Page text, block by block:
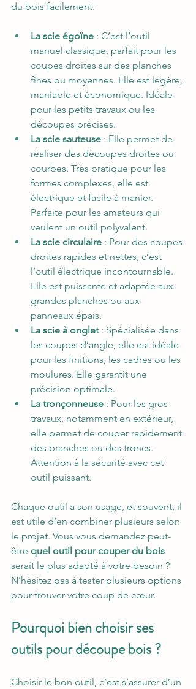
du bois facilement.
La scie égoïne : C’est l’outil
manuel classique, parfait pour les
coupes droites sur des planches
fines ou moyennes. Elle est légère,
maniable et économique. Idéale
pour les petits travaux ou les
découpes précises.
La scie sauteuse : Elle permet de
réaliser des découpes droites ou
courbes. Très pratique pour les
formes complexes, elle est
électrique et facile à manier.
Parfaite pour les amateurs qui
veulent un outil polyvalent.
La scie circulaire : Pour des coupes
droites rapides et nettes, c’est
l’outil électrique incontournable.
Elle est puissante et adaptée aux
grandes planches ou aux
panneaux épais.
La scie à onglet : Spécialisée dans
les coupes d’angle, elle est idéale
pour les finitions, les cadres ou les
moulures. Elle garantit une
précision optimale.
La tronçonneuse : Pour les gros
travaux, notamment en extérieur,
elle permet de couper rapidement
des branches ou des troncs.
Attention à la sécurité avec cet
outil puissant.
Chaque outil a son usage, et souvent, il
est utile d’en combiner plusieurs selon
le projet. Vous vous demandez peut-
être quel outil pour couper du bois
serait le plus adapté à votre besoin ?
N’hésitez pas à tester plusieurs options
pour trouver votre coup de cœur.
Pourquoi bien choisir ses
outils pour découpe bois ?
Choisir le bon outil, c’est s’assurer d’un